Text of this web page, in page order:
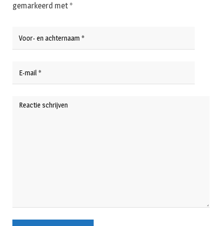
gemarkeerd met *